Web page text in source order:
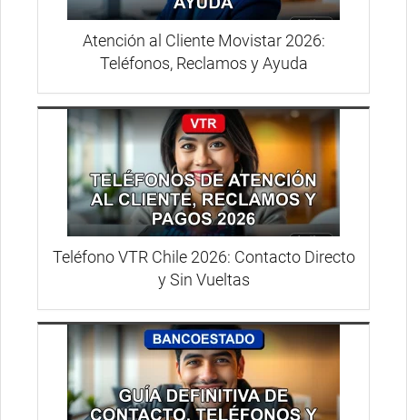
Atención al Cliente Movistar 2026:
Teléfonos, Reclamos y Ayuda
Teléfono VTR Chile 2026: Contacto Directo
y Sin Vueltas